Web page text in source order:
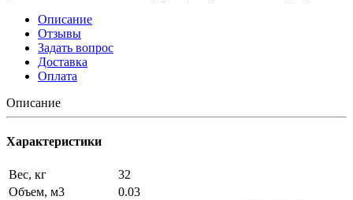
Описание
Отзывы
Задать вопрос
Доставка
Оплата
Описание
Характеристики
Вес, кг
32
Объем, м3
0.03